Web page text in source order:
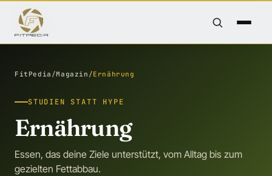
FitPedia /Magazin /Ernährung
STUDIEN STATT HYPE
Ernährung
Essen, das deine Ziele unterstützt, vom Alltag bis zum
gezielten Fettabbau.